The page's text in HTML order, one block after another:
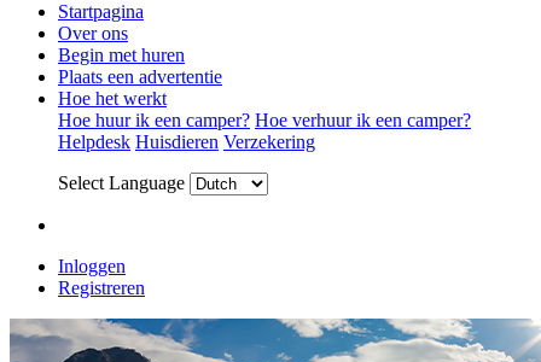
Startpagina
Over ons
Begin met huren
Plaats een advertentie
Hoe het werkt
Hoe huur ik een camper? Hoe verhuur ik een camper?
Helpdesk Huisdieren Verzekering
Select Language
Inloggen
Registreren